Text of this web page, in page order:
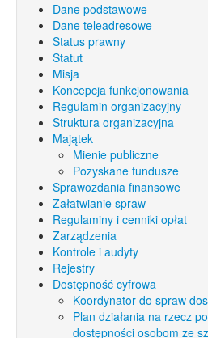
Dane podstawowe
Dane teleadresowe
Status prawny
Statut
Misja
Koncepcja funkcjonowania
Regulamin organizacyjny
Struktura organizacyjna
Majątek
Mienie publiczne
Pozyskane fundusze
Sprawozdania finansowe
Załatwianie spraw
Regulaminy i cenniki opłat
Zarządzenia
Kontrole i audyty
Rejestry
Dostępność cyfrowa
Koordynator do spraw
Plan działania na rzecz
dostępności osobom ze